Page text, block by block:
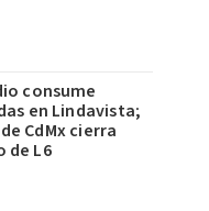
consume
en Lindavista;
CdMx cierra
de L6